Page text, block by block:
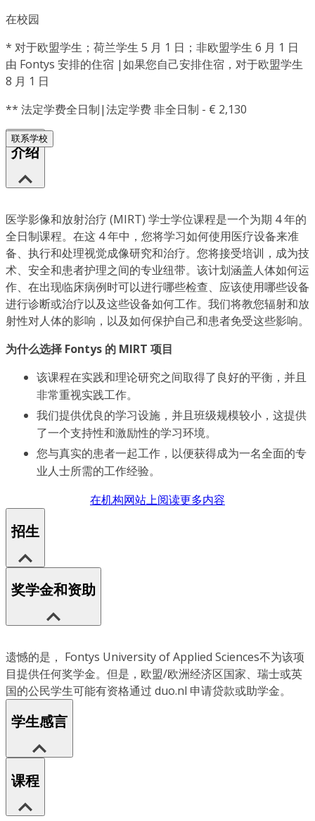
在校园
* 对于欧盟学生；荷兰学生 5 月 1 日；非欧盟学生 6 月 1 日
由 Fontys 安排的住宿 |如果您自己安排住宿，对于欧盟学生
8 月 1 日
** 法定学费全日制|法定学费 非全日制 - € 2,130
联系学校
介绍
医学影像和放射治疗 (MIRT) 学士学位课程是一个为期 4 年的
全日制课程。在这 4 年中，您将学习如何使用医疗设备来准
备、执行和处理视觉成像研究和治疗。您将接受培训，成为技
术、安全和患者护理之间的专业纽带。该计划涵盖人体如何运
作、在出现临床病例时可以进行哪些检查、应该使用哪些设备
进行诊断或治疗以及这些设备如何工作。我们将教您辐射和放
射性对人体的影响，以及如何保护自己和患者免受这些影响。
为什么选择 Fontys 的 MIRT 项目
该课程在实践和理论研究之间取得了良好的平衡，并且
非常重视实践工作。
我们提供优良的学习设施，并且班级规模较小，这提供
了一个支持性和激励性的学习环境。
您与真实的患者一起工作，以便获得成为一名全面的专
业人士所需的工作经验。
在机构网站上阅读更多内容
招生
奖学金和资助
遗憾的是， Fontys University of Applied Sciences不为该项
目提供任何奖学金。但是，欧盟/欧洲经济区国家、瑞士或英
国的公民学生可能有资格通过 duo.nl 申请贷款或助学金。
学生感言
课程